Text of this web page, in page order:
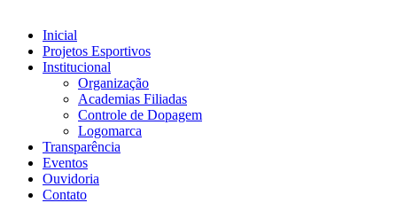
Inicial
Projetos Esportivos
Institucional
Organização
Academias Filiadas
Controle de Dopagem
Logomarca
Transparência
Eventos
Ouvidoria
Contato